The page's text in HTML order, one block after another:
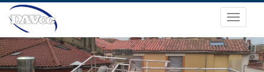
Ouvrir
le
menu